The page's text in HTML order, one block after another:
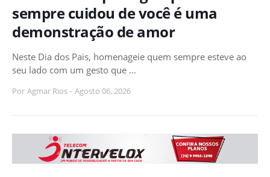
sempre cuidou de você é uma
demonstração de amor
Neste Dia dos Pais, homenageie quem sempre esteve ao
seu lado com um gesto que …
Por Agmar Rios - Agosto 06, 2026